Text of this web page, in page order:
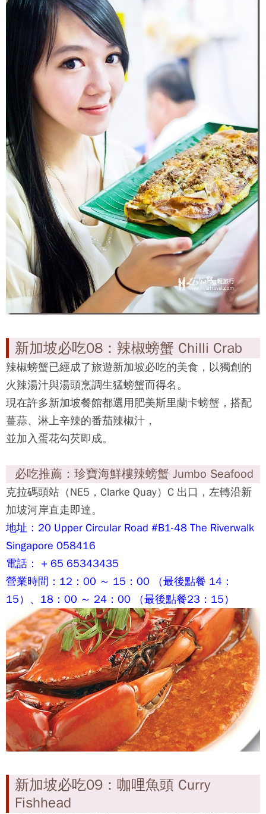
新加坡必吃07：印度煎餅 Roti Prata
印度煎餅絕對是新加坡印度同胞早餐首選，一團團麵
皮在經過印度師傅的巧手後，
被拉、扯、拋得薄如紙張，接著層層往內對折，放進
平底鍋煎至熟脆。
享用時別忘了搭配一杯口感風味俱佳的印度拉茶喔！
【蘇丹回教堂& Zam Zam】新加坡最古老最壯觀清真
寺、人氣必吃印度烤餅！
必吃推薦：Zam Zam 印度烤餅
武吉士站（EW12，Bugis）A 出口，左轉往蘇丹皇宮
方向前進即達。
地址：697,699, North Bridge Road Singapore
198675
營業時間：08：00 ～ 23：00
新加坡必吃08：辣椒螃蟹 Chilli Crab
辣椒螃蟹已經成了旅遊新加坡必吃的美食，以獨創的
火辣湯汁與湯頭烹調生猛螃蟹而得名。
薑蒜、淋上辛辣的番茄辣椒汁，
並加入蛋花勾芡即成。